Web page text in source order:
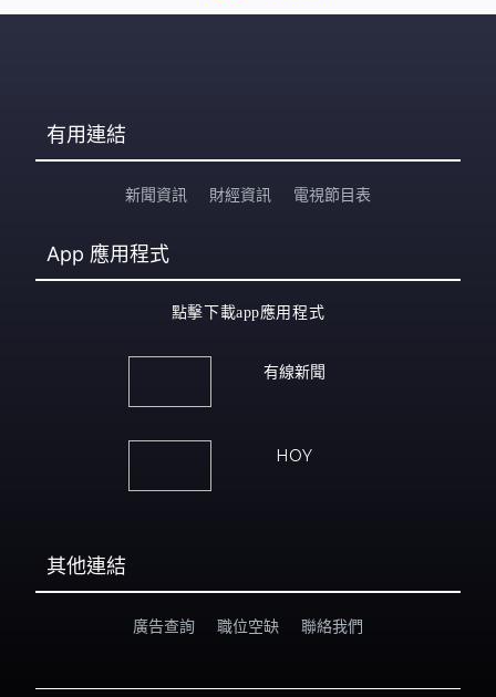
有用連結
新聞資訊 財經資訊 電視節目表
App 應用程式
點擊下載app應用程式
有線新聞
HOY
其他連結
廣告查詢 職位空缺 聯絡我們